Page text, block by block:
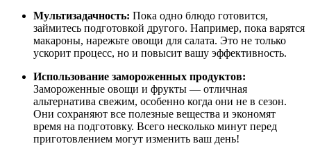
Мультизадачность: Пока одно блюдо готовится,
займитесь подготовкой другого. Например, пока варятся
макароны, нарежьте овощи для салата. Это не только
ускорит процесс, но и повысит вашу эффективность.
Использование замороженных продуктов:
Замороженные овощи и фрукты — отличная
альтернатива свежим, особенно когда они не в сезон.
Они сохраняют все полезные вещества и экономят
время на подготовку. Всего несколько минут перед
приготовлением могут изменить ваш день!